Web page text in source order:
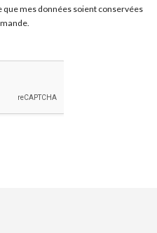
mes données soient conservées